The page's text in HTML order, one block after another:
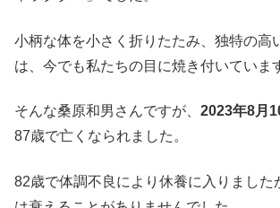
小柄な体を小さく折りたたみ、独特の高
は、今でも私たちの目に焼き付いていま
そんな桑原和男さんですが、 2023年8月
87歳で亡くなられました。
82歳で体調不良により休養に入りました